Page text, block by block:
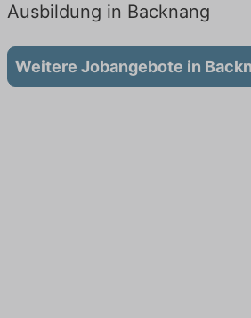
Ausbildung in Backnang
Weitere Jobangebote in